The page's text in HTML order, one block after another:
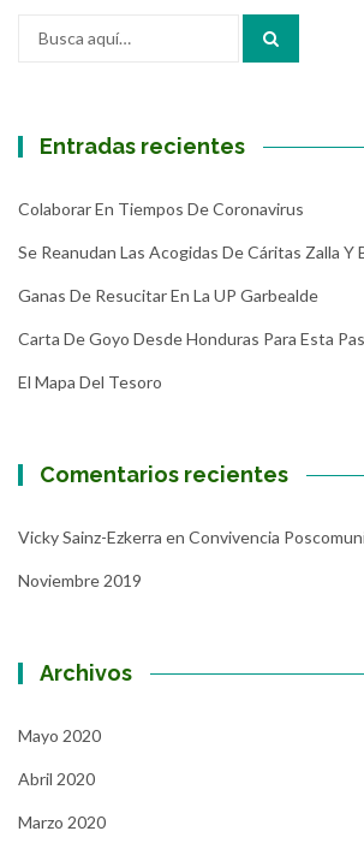
Entradas recientes
Colaborar En Tiempos De Coronavirus
Se Reanudan Las Acogidas De Cáritas Zalla Y
Ganas De Resucitar En La UP Garbealde
Carta De Goyo Desde Honduras Para Esta
El Mapa Del Tesoro
Comentarios recientes
Vicky Sainz-Ezkerra en Convivencia
Noviembre 2019
Archivos
Mayo 2020
Abril 2020
Marzo 2020